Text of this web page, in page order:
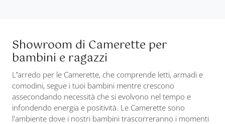
Showroom di Camerette per
bambini e ragazzi
L’arredo per le Camerette, che comprende letti, armadi e
comodini, segue i tuoi bambini mentre crescono
assecondando necessità che si evolvono nel tempo e
infondendo energia e positività. Le Camerette sono
l'ambiente dove i nostri bambini trascorreranno i momenti